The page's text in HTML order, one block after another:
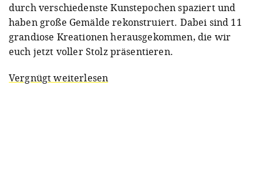
durch verschiedenste Kunstepochen spaziert und
haben große Gemälde rekonstruiert. Dabei sind 11
grandiose Kreationen herausgekommen, die wir
euch jetzt voller Stolz präsentieren.
Vergnügt weiterlesen